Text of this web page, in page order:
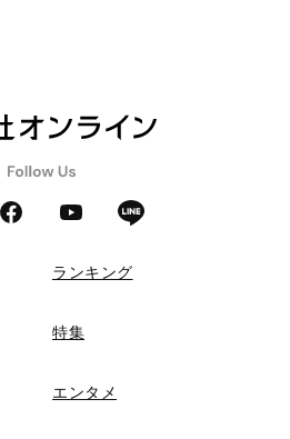
ランキング
特集
エンタメ